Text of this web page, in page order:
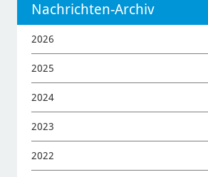
Nachrichten-Archiv
2026
2025
2024
2023
2022